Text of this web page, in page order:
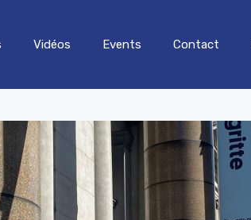
Vidéos Events Contact